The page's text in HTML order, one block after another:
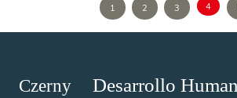
1 2 3 4
Czerny Desarrollo